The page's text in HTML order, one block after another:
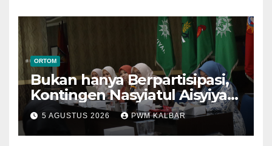
ORTOM
Bukan hanya Berpartisipasi,
Kontingen Nasyiatul Aisyiyah
Kalbar Perjuangkan Program
di Muktamar XV
5 AGUSTUS 2026 PWM KALBAR